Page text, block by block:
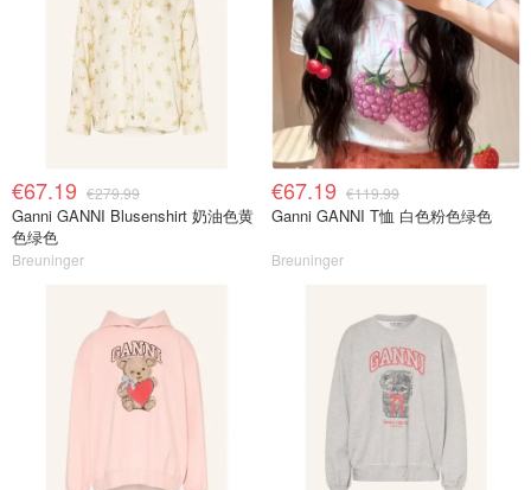
€67.19 €279.99
Ganni GANNI Blusenshirt 奶油色黄
色绿色
Breuninger
€67.19 €119.99
Ganni GANNI T恤 白色粉色绿色
Breuninger